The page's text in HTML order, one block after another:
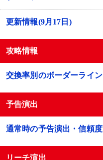
更新情報(9月17日)
攻略情報
交換率別のボーダーライン
予告演出
通常時の予告演出・信頼度
リーチ演出